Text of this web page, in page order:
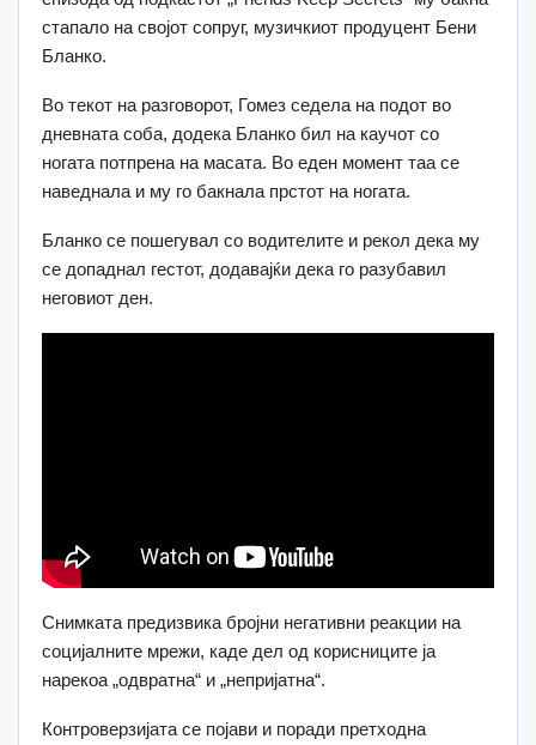
стапало на својот сопруг, музичкиот продуцент Бени
Бланко.
Во текот на разговорот, Гомез седела на подот во
дневната соба, додека Бланко бил на каучот со
ногата потпрена на масата. Во еден момент таа се
наведнала и му го бакнала прстот на ногата.
Бланко се пошегувал со водителите и рекол дека му
се допаднал гестот, додавајќи дека го разубавил
неговиот ден.
Снимката предизвика бројни негативни реакции на
социјалните мрежи, каде дел од корисниците ја
нарекоа „одвратна“ и „непријатна“.
Контроверзијата се појави и поради претходна